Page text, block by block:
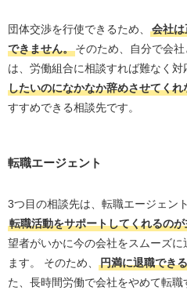
団体交渉を行使できるため、
会社
できません。そのため、自分で会
は、労働組合に相談すれば難なく対
したいのになかなか辞めさせてくれ
すすめできる相談先です。
転職エージェント
3つ目の相談先は、転職エージェン
転職活動をサポートしてくれるの
望者がいかに今の会社をスムーズ
ます。 そのため、
円満に退職でき
た、長時間労働で会社をやめて転